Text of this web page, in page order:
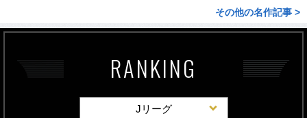
その他の名作記事 >
RANKING
Jリーグ